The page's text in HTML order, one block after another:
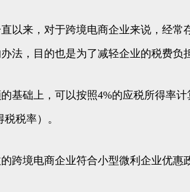
以来，对于跨境电商企业来说，经
法，目的也是为了减轻企业的税费负
基础上，可以按照4%的应税所得率
税率）。
跨境电商企业符合小型微利企业优